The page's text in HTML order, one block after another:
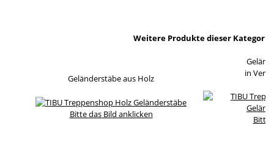
Weitere Produkte dieser Kategorie
Geländerstäbe aus Holz
Bitte das Bild anklicken
in
Bitte